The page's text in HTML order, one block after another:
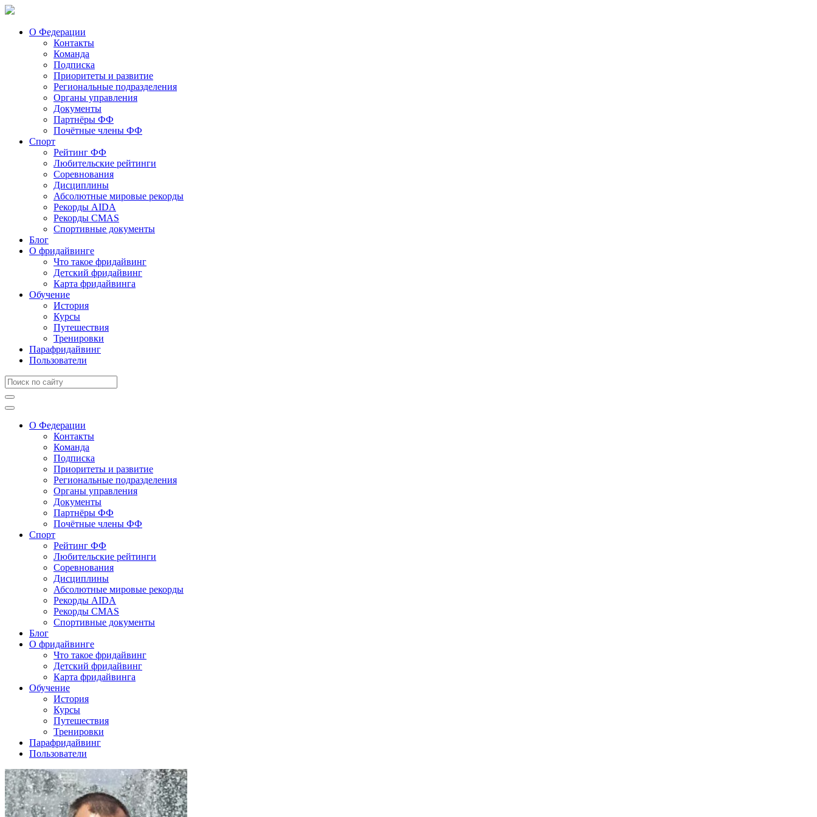
О Федерации
Контакты
Команда
Подписка
Приоритеты и развитие
Региональные подразделения
Органы управления
Документы
Партнёры ФФ
Почётные члены ФФ
Спорт
Рейтинг ФФ
Любительские рейтинги
Соревнования
Дисциплины
Абсолютные мировые рекорды
Рекорды AIDA
Рекорды CMAS
Спортивные документы
Блог
О фридайвинге
Что такое фридайвинг
Детский фридайвинг
Карта фридайвинга
Обучение
История
Курсы
Путешествия
Тренировки
Парафридайвинг
Пользователи
О Федерации
Контакты
Команда
Подписка
Приоритеты и развитие
Региональные подразделения
Органы управления
Документы
Партнёры ФФ
Почётные члены ФФ
Спорт
Рейтинг ФФ
Любительские рейтинги
Соревнования
Дисциплины
Абсолютные мировые рекорды
Рекорды AIDA
Рекорды CMAS
Спортивные документы
Блог
О фридайвинге
Что такое фридайвинг
Детский фридайвинг
Карта фридайвинга
Обучение
История
Курсы
Путешествия
Тренировки
Парафридайвинг
Пользователи